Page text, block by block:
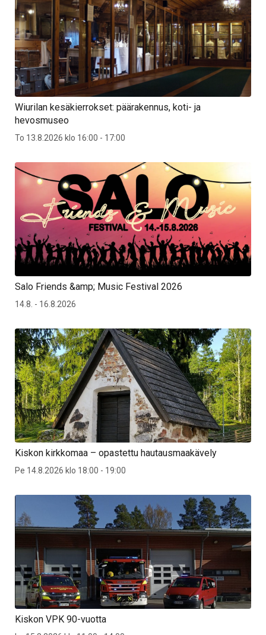
Wiurilan kesäkierrokset: päärakennus, koti- ja
hevosmuseo
To 13.8.2026 klo 16:00 - 17:00
Salo Friends &amp; Music Festival 2026
14.8. - 16.8.2026
Kiskon kirkkomaa – opastettu hautausmaakävely
Pe 14.8.2026 klo 18:00 - 19:00
Kiskon VPK 90-vuotta